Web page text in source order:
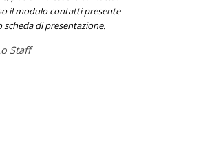
il modulo contatti presente
di presentazione.
Staff